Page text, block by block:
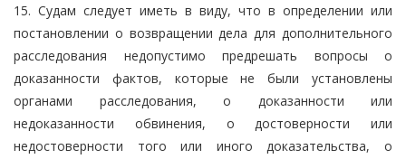
15. Судам следует иметь в виду, что в определении или
постановлении о возвращении дела для дополнительного
расследования недопустимо предрешать вопросы о
доказанности фактов, которые не были установлены
органами расследования, о доказанности или
недоказанности обвинения, о достоверности или
недостоверности того или иного доказательства, о